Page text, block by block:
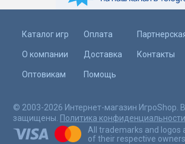
Каталог игр
О компании
Оптовикам
Оплата
Доставка
Помощь
Контакты
© 2003-2026 Интернет-магазин ИгроShop.
защищены. Политика конфиденциальности
All trademarks and logos
of their respective